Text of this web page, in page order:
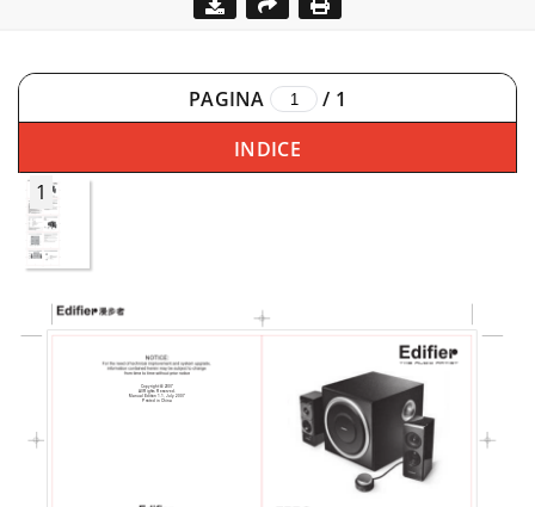
PAGINA / 1
INDICE
1
All Rights Reserved.
Manual Edition 1.1, July. 2007
Printed in China
Copyright     2007